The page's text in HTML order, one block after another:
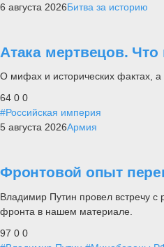
6 августа 2026Битва за историю
Атака мертвецов.
О мифах и исторических фактах, а
64 0 0
#Российская империя
5 августа 2026Армия
Фронтовой опыт
Владимир Путин провел встречу с
фронта в нашем материале.
97 0 0